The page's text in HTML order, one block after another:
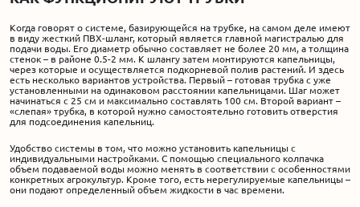
Когда говорят о системе, базирующейся на трубке, на самом деле имеют
в виду жесткий ПВХ-шланг, который является главной магистралью для
подачи воды. Его диаметр обычно составляет не более 20 мм, а толщина
стенок – в районе 0.5-2 мм. К шлангу затем монтируются капельницы,
через которые и осуществляется подкорневой полив растений. И здесь
есть несколько вариантов устройства. Первый – готовая трубка с уже
установленными на одинаковом расстоянии капельницами. Шаг может
начинаться с 25 см и максимально составлять 100 см. Второй вариант –
«слепая» трубка, в которой нужно самостоятельно готовить отверстия
для подсоединения капельниц.
Удобство системы в том, что можно установить капельницы с
индивидуальными настройками. С помощью специального колпачка
объем подаваемой воды можно менять в соответствии с особенностями
конкретных агрокультур. Кроме того, есть нерегулируемые капельницы –
они подают определенный объем жидкости в час времени.